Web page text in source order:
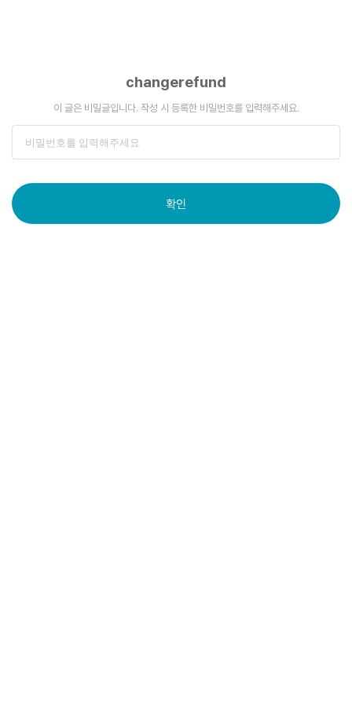
changerefund
이 글은 비밀글입니다. 작성 시 등록한 비밀번호를 입력해주세요.
확인